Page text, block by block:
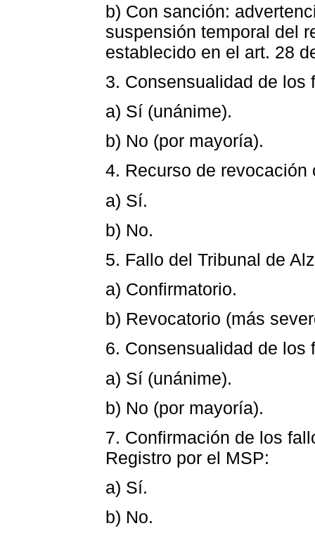
b) Con sanción:
suspensión temporal del
establecido en el art. 28
3. Consensualidad de los
a) Sí (unánime).
b) No (por mayoría).
4. Recurso de
a) Sí.
b) No.
5. Fallo del Tribunal de
a) Confirmatorio.
b) Revocatorio (más
6. Consensualidad de los
a) Sí (unánime).
b) No (por mayoría).
7. Confirmación de los
Registro por el MSP:
a) Sí.
b) No.